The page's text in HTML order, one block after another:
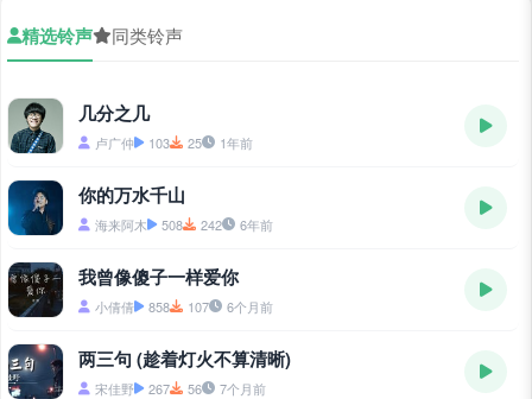
精选铃声 同类铃声
几分之几
卢广仲 103 25 1年前
你的万水千山
海来阿木 508 242 6年前
我曾像傻子一样爱你
小倩倩 858 107 6个月前
两三句 (趁着灯火不算清晰)
宋佳野 267 56 7个月前